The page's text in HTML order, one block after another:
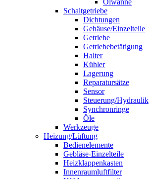
Ölwanne
Schaltgetriebe
Dichtungen
Gehäuse/Einzelteile
Getriebe
Getriebebetätigung
Halter
Kühler
Lagerung
Reparatursätze
Sensor
Steuerung/Hydraulik
Synchronringe
Öle
Werkzeuge
Heizung/Lüftung
Bedienelemente
Gebläse-Einzelteile
Heizklappenkasten
Innenraumluftfilter